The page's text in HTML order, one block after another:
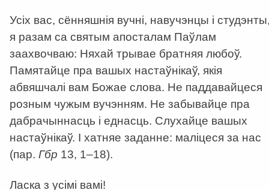
Усіх вас, сённяшнія вучні, навучэнцы і
я разам са святым апосталам Паўлам
заахвочваю: Няхай трывае братняя любоў.
Памятайце пра вашых настаўнікаў, якія
абвяшчалі вам Божае слова. Не паддавайцеся
розным чужым вучэнням. Не забывайце пра
дабрачыннасць і еднасць. Слухайце вашых
настаўнікаў. І хатняе заданне: маліцеся за нас
(пар. Гбр 13, 1–18).
Ласка з усімі вамі!